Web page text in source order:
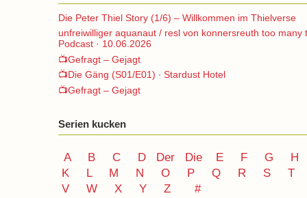
Die Peter Thiel Story (1/6) – Willkommen im Thielverse
unfreiwilliger aquanaut / resl von konnersreuth too many
Podcast · 10.06.2026
📺Gefragt – Gejagt
📺Die Gäng (S01/E01) ∙ Stardust Hotel
📺Gefragt – Gejagt
Serien kucken
A B C D Der Die E F G
H
K
L M N O P Q R S
T
V
W X Y Z #